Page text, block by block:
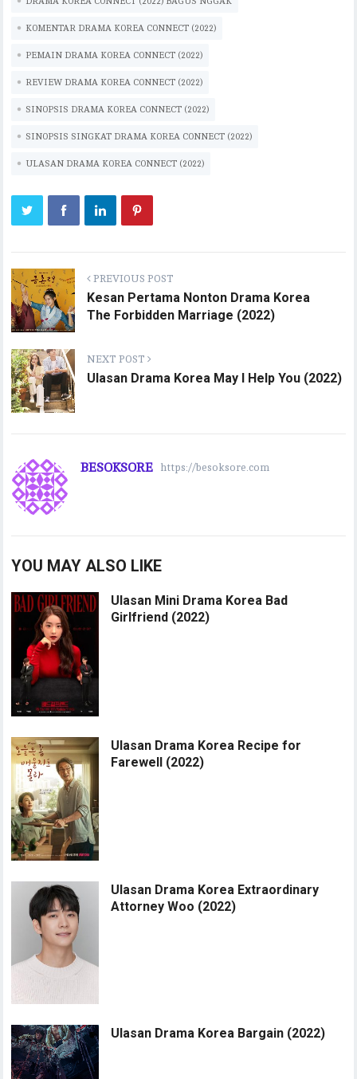
oo
k
te
r
l
s
A
p
p
y
Li
n
k
ra
m
KOMENTAR DRAMA KOREA CONNECT (2022)
PEMAIN DRAMA KOREA CONNECT (2022)
REVIEW DRAMA KOREA CONNECT (2022)
SINOPSIS DRAMA KOREA CONNECT (2022)
SINOPSIS SINGKAT DRAMA KOREA CONNECT (2022)
ULASAN DRAMA KOREA CONNECT (2022)
PREVIOUS POST
Kesan Pertama Nonton Drama Korea
The Forbidden Marriage (2022)
NEXT POST
Ulasan Drama Korea May I Help You (2022)
BESOKSORE https://besoksore.com
YOU MAY ALSO LIKE
Ulasan Mini Drama Korea Bad
Girlfriend (2022)
Ulasan Drama Korea Recipe for
Farewell (2022)
Ulasan Drama Korea Extraordinary
Attorney Woo (2022)
Ulasan Drama Korea Bargain (2022)